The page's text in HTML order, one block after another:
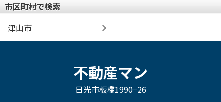
市区町村で検索
津山市
不動産マン
日光市板橋1990−26